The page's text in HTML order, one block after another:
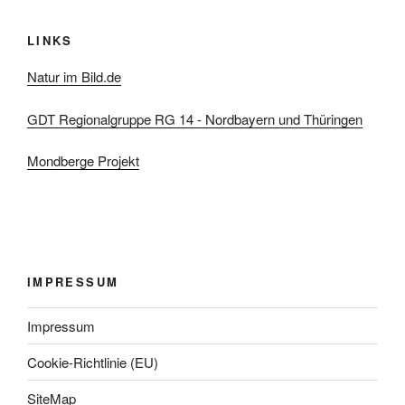
LINKS
Natur im Bild.de
GDT Regionalgruppe RG 14 - Nordbayern und Thüringen
Mondberge Projekt
IMPRESSUM
Impressum
Cookie-Richtlinie (EU)
SiteMap